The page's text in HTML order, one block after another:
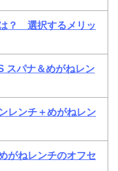
？ 選択するメリッ
スパナ＆めがねレン
レンチ＋めがねレン
がねレンチのオフセ